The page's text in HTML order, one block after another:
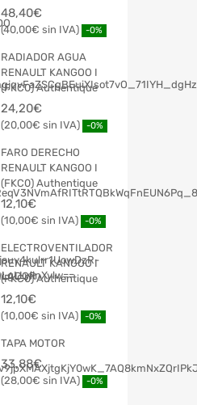
48,40€
40,00€ -0%
RADIADOR AGUA
RENAULT KANGOO I
(FKC0) Authentique
24,20€
20,00€ -0%
FARO DERECHO
RENAULT KANGOO I
(FKC0) Authentique
12,10€
10,00€ -0%
ELECTROVENTILADOR
RENAULT KANGOO I
(FKC0) Authentique
12,10€
10,00€ -0%
TAPA MOTOR
33,88€
28,00€ -0%